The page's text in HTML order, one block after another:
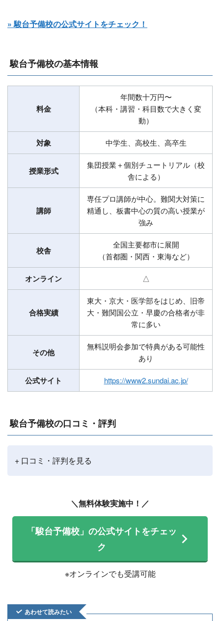
» 駿台予備校の公式サイトをチェック！
駿台予備校の基本情報
料金
年間数十万円〜
（本科・講習・科目数で大きく変
動）
対象 中学生、高校生、高卒生
授業形式
集団授業＋個別チュートリアル（校
舎による）
講師
専任プロ講師が中心。難関大対策に
精通し、板書中心の質の高い授業が
強み
校舎
全国主要都市に展開
（首都圏・関西・東海など）
オンライン △
合格実績
東大・京大・医学部をはじめ、旧帝
大・難関国公立・早慶の合格者が非
常に多い
その他
無料説明会参加で特典がある可能性
あり
公式サイト https://www2.sundai.ac.jp/
駿台予備校の口コミ・評判
+ 口コミ・評判を見る
＼無料体験実施中！／
「駿台予備校」の公式サイトをチェッ
ク
※オンラインでも受講可能
あわせて読みたい